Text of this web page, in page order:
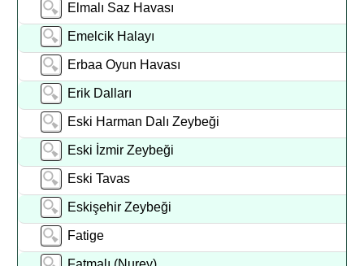
Elmalı Saz Havası
Emelcik Halayı
Erbaa Oyun Havası
Erik Dalları
Eski Harman Dalı Zeybeği
Eski İzmir Zeybeği
Eski Tavas
Eskişehir Zeybeği
Fatige